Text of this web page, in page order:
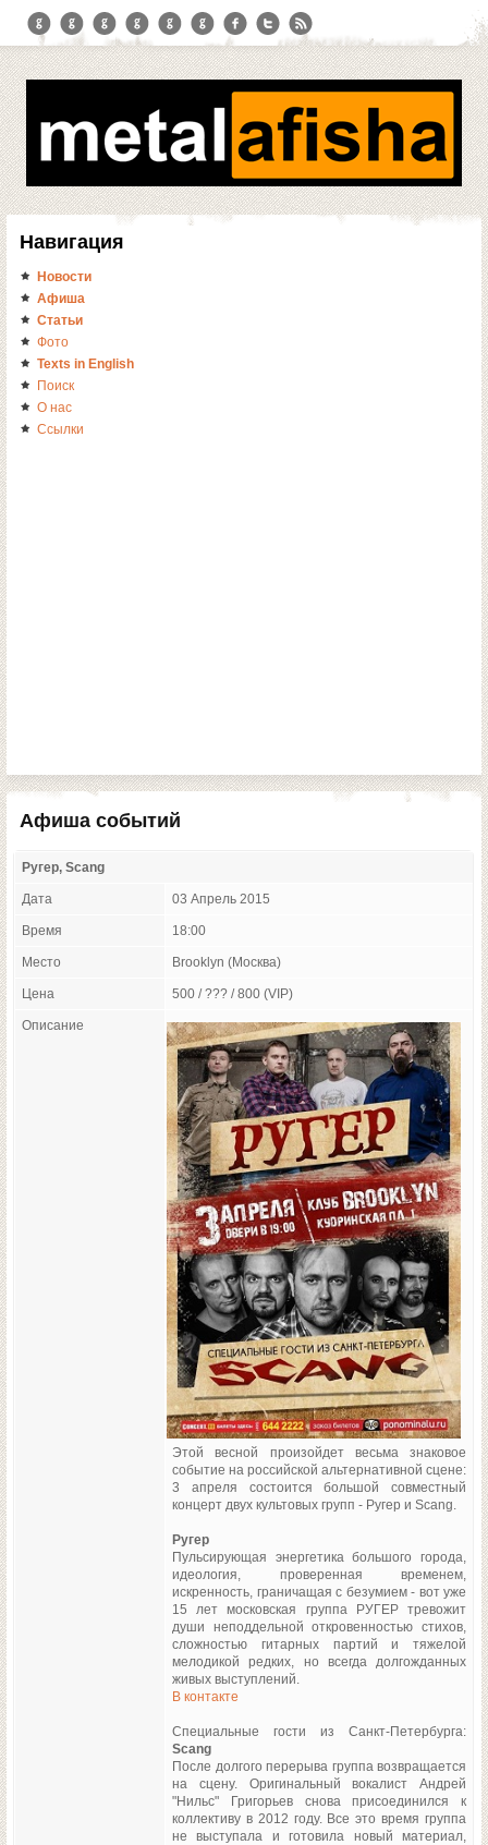
Навигация
Новости
Афиша
Статьи
Фото
Texts in English
Поиск
О нас
Ссылки
Афиша событий
Ругер, Scang
Дата 03 Апрель 2015
Время 18:00
Место Brooklyn (Москва)
Цена 500 / ??? / 800 (VIP)
Описание
Этой весной произойдет весьма знаковое
событие на российской альтернативной сцене:
3 апреля состоится большой совместный
концерт двух культовых групп - Ругер и Scang.
Ругер
Пульсирующая энергетика большого города,
идеология, проверенная временем,
искренность, граничащая с безумием - вот уже
15 лет московская группа РУГЕР тревожит
души неподдельной откровенностью стихов,
сложностью гитарных партий и тяжелой
мелодикой редких, но всегда долгожданных
живых выступлений.
В контакте
Специальные гости из Санкт-Петербурга:
Scang
После долгого перерыва группа возвращается
на сцену. Оригинальный вокалист Андрей
"Нильс" Григорьев снова присоединился к
коллективу в 2012 году. Все это время группа
не выступала и готовила новый материал,